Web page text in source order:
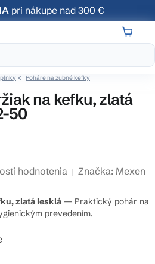
pri nákupe nad 300 €
Poháre na zubné kefky
na kefku, zlatá
50
hodnotenia Značka: Mexen
zlatá lesklá — Praktický pohár na
prevedením.